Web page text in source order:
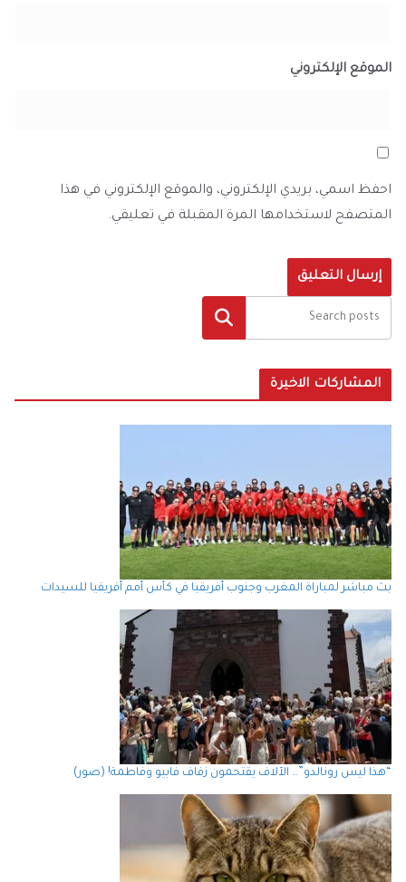
الموقع الإلكتروني
احفظ اسمي، بريدي الإلكتروني، والموقع الإلكتروني في هذا
المتصفح لاستخدامها المرة المقبلة في تعليقي.
البحث
المشاركات الاخيرة
بث مباشر لمباراة المغرب وجنوب أفريقيا في كأس أمم أفريقيا للسيدات
“هذا ليس رونالدو”… الآلاف يقتحمون زفاف فابيو وفاطمة! (صور)